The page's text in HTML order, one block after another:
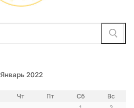
Январь 2022
Чт Пт Сб
Вс